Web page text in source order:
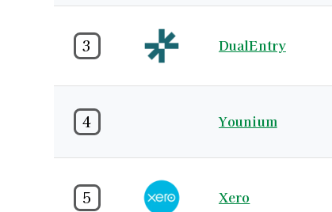
3 DualEntry
4 Younium
5 Xero